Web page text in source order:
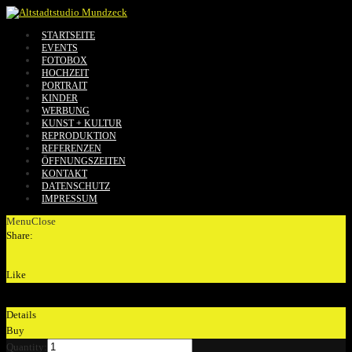
STARTSEITE
EVENTS
FOTOBOX
HOCHZEIT
PORTRAIT
KINDER
WERBUNG
KUNST + KULTUR
REPRODUKTION
REFERENZEN
ÖFFNUNGSZEITEN
KONTAKT
DATENSCHUTZ
IMPRESSUM
MenuClose
Share:
Like
Details
Buy
Quantity: